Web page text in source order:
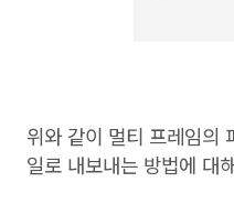
위와 같이 멀티 프레임의
일로 내보내는 방법에 대